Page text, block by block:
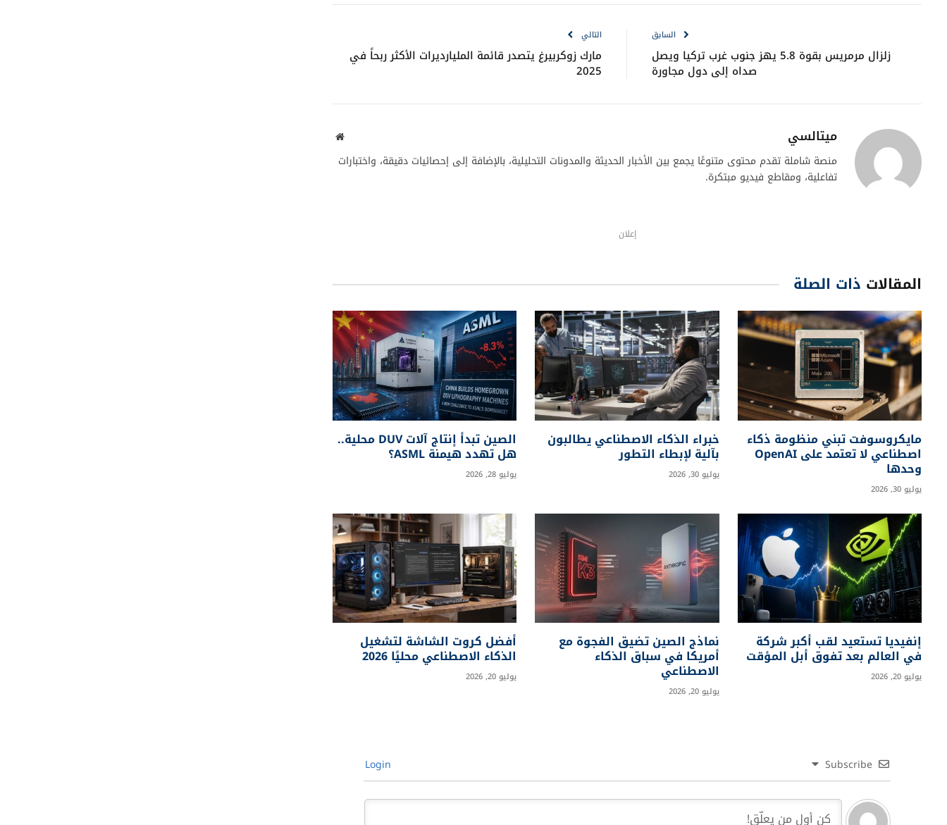
AskHR هي منصة ذكاء اصطناعي طورتها IBM لإدارة المهام الروتينية في قسم الموارد البشرية، مثل
معالجة طلبات الإجازات وإدارة الرواتب والوثائق الداخلية.
مجالات تتطلب مهارات بشرية متقدمة.
تعمل IBM على إعادة توزيع القوى العاملة وتوفير فرص تدريبية لتأهيل الموظفين المتأثرين للانتقال إلى
AskHR
IBM استبدال الوظائف الذكاء الاصطناعي الموارد البشرية
شاركها.
فيسبوك تويتر بينتيريستلينكدإن Tumblr
البريد
الإلكتروني
السابق
زلزال مرمريس بقوة 5.8 يهز جنوب غرب تركيا ويصل
صداه إلى دول مجاورة
مارك زوكربيرغ يتصدر قائمة المليارديرات الأكثر ربحاً في
ميتالسي
موقع
الويب
منصة شاملة تقدم محتوى متنوعًا يجمع بين الأخبار الحديثة والمدونات التحليلية، بالإضافة إلى إحصائيات دقيقة، واختبارات
تفاعلية، ومقاطع فيديو مبتكرة.